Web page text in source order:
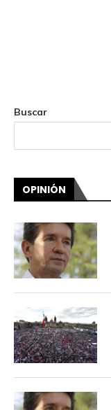
Buscar
OPINIÓN